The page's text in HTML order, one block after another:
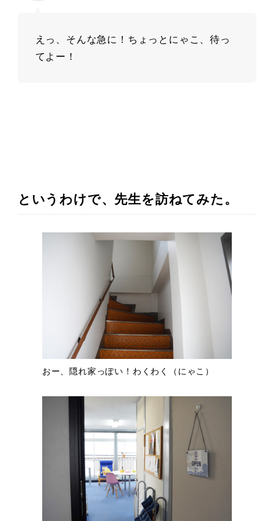
えっ、そんな急に！ちょっとにゃこ、待っ
てよー！
というわけで、先生を訪ねてみた。
おー、隠れ家っぽい！わくわく（にゃこ）